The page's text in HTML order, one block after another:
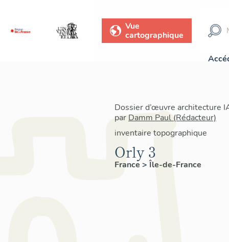
Vue
cartographique
Dossier d’œuvre architecture
par Damm Paul (Rédacteur)
inventaire topographique
Orly 3
France > Île-de-France